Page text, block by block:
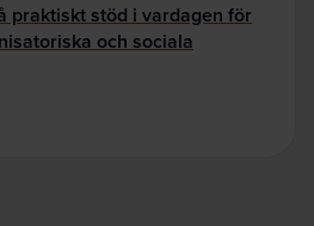
praktiskt stöd i vardagen för
och sociala